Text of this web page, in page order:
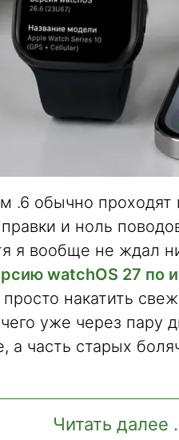
.6 обычно
и ноль
я вообще не ждал
watchOS 27 по
накатить
уже через пару
а часть старых
Читать далее